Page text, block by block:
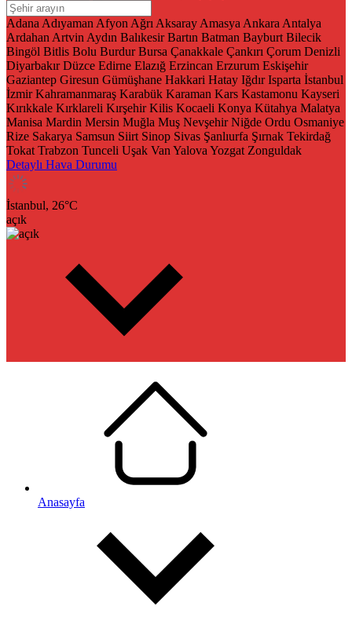
Adana Adıyaman Afyon Ağrı Aksaray Amasya Ankara Antalya
Ardahan Artvin Aydın Balıkesir Bartın Batman Bayburt Bilecik
Bingöl Bitlis Bolu Burdur Bursa Çanakkale Çankırı Çorum Denizli
Diyarbakır Düzce Edirne Elazığ Erzincan Erzurum Eskişehir
Gaziantep Giresun Gümüşhane Hakkari Hatay Iğdır Isparta İstanbul
İzmir Kahramanmaraş Karabük Karaman Kars Kastamonu Kayseri
Kırıkkale Kırklareli Kırşehir Kilis Kocaeli Konya Kütahya Malatya
Manisa Mardin Mersin Muğla Muş Nevşehir Niğde Ordu Osmaniye
Rize Sakarya Samsun Siirt Sinop Sivas Şanlıurfa Şırnak Tekirdağ
Tokat Trabzon Tunceli Uşak Van Yalova Yozgat Zonguldak
Detaylı Hava Durumu
İstanbul, 26°C
açık
Anasayfa